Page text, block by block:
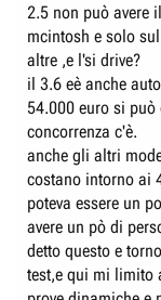
2.5 non può avere
mcintosh e solo
altre ,e l'si drive?
il 3.6 eè anche
54.000 euro si può
concorrenza c'è.
anche gli altri
costano intorno ai
poteva essere un
avere un pò di
detto questo e
test,e qui mi limito